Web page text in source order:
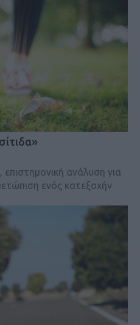
ανάλυση για
ενός κατεξοχήν